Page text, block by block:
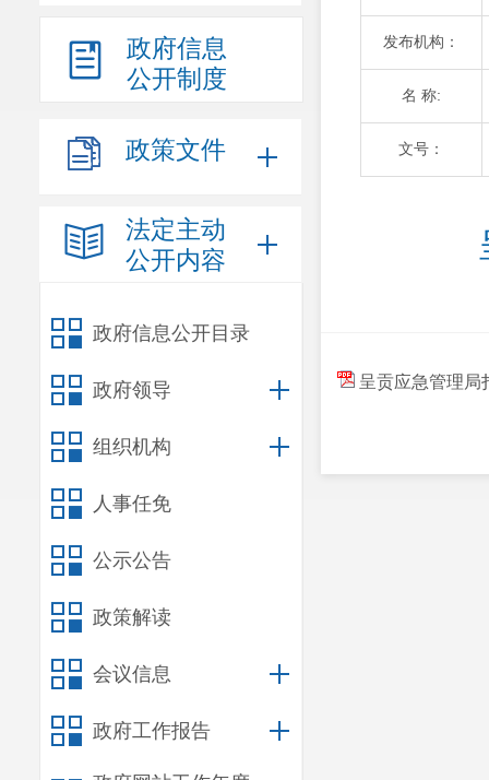
政府信息
公开制度
政策文件
法定主动
公开内容
政府信息公开目录
政府领导
组织机构
人事任免
公示公告
政策解读
会议信息
政府工作报告
发布机构：
名 称:
文号：
呈贡应急管理局